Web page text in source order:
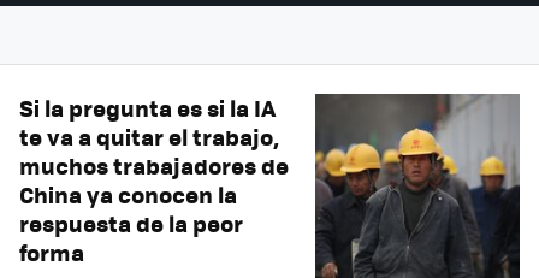
Si la pregunta es si la IA
te va a quitar el trabajo,
muchos trabajadores de
China ya conocen la
respuesta de la peor
forma